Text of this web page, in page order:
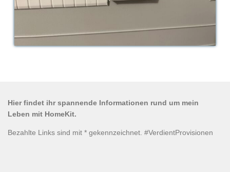
Hier findet ihr spannende Informationen rund um mein
Leben mit HomeKit.
Bezahlte Links sind mit * gekennzeichnet. #VerdientProvisionen